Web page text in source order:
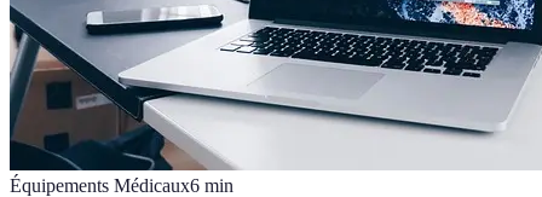
Équipements Médicaux6 min